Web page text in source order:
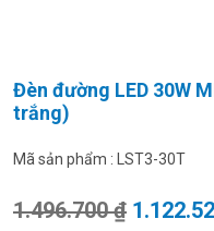
Đèn đường LED 30W
trắng)
Mã sản phẩm : LST3-30T
1.496.700₫ Giá gốc